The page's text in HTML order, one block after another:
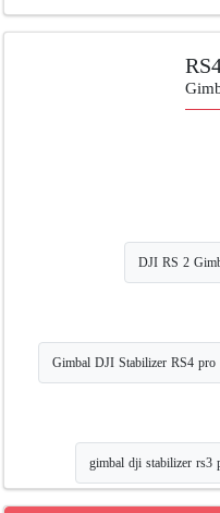
DJI RS 2
Gimbal DJI Stabilizer RS4 pro
gimbal dji stabilizer rs3